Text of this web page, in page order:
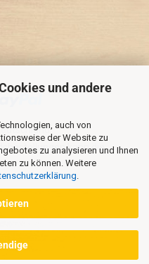
und andere
auch von
der Website zu
zu analysieren und Ihnen
zu können. Weitere
kann die